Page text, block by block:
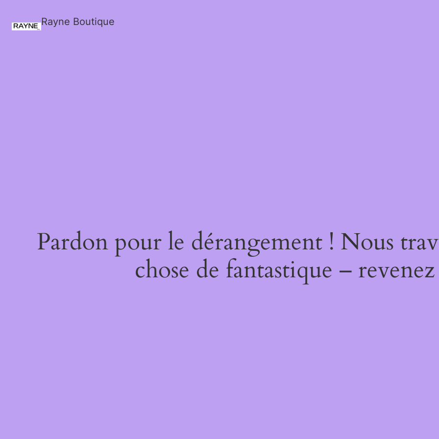
Rayne Boutique
Pardon pour le dérangement ! Nous
chose de fantastique –